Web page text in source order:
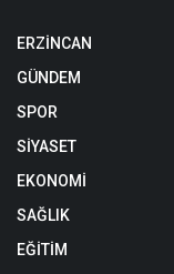
ERZİNCAN
GÜNDEM
SPOR
SİYASET
EKONOMİ
SAĞLIK
EĞİTİM